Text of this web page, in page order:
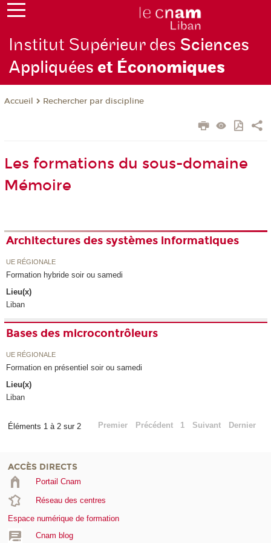
Institut Supérieur des Sciences
Appliquéeset Économiques
Accueil Rechercher par discipline
Les formations du sous-domaine
Mémoire
Architectures des systèmes informatiques
UE RÉGIONALE
Formation hybride soir ou samedi
Lieu(x)
Liban
Bases des microcontrôleurs
UE RÉGIONALE
Formation en présentiel soir ou samedi
Lieu(x)
Liban
Éléments 1 à 2 sur 2 Premier Précédent 1 Suivant Dernier
ACCÈS DIRECTS
Portail Cnam
Réseau des centres
Espace numérique de formation
Cnam blog